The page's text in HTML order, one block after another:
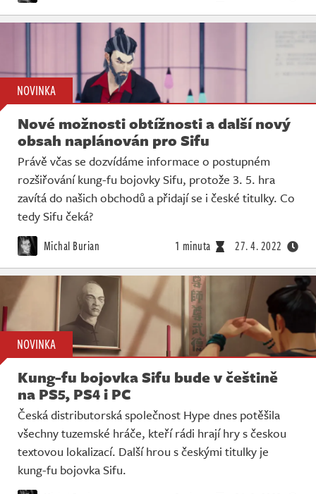
NOVINKA
Nové možnosti obtížnosti a další nový
obsah naplánován pro Sifu
Právě včas se dozvídáme informace o postupném
rozšiřování kung-fu bojovky Sifu, protože 3. 5. hra
zavítá do našich obchodů a přidají se i české titulky. Co
tedy Sifu čeká?
Michal Burian 1 minuta 27. 4. 2022
NOVINKA
Kung-fu bojovka Sifu bude v češtině
na PS5, PS4 i PC
Česká distributorská společnost Hype dnes potěšila
všechny tuzemské hráče, kteří rádi hrají hry s českou
textovou lokalizací. Další hrou s českými titulky je
kung-fu bojovka Sifu.